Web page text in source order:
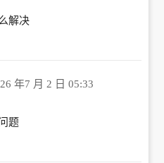
解决
年7 月 2 日 05:33
题